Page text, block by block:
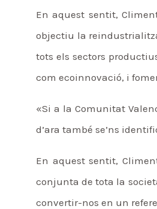
En aquest sentit,
objectiu la
tots els sectors
com ecoinnovació, i
«Si a la Comunitat
d’ara també se’ns
En aquest sentit,
conjunta de tota la
convertir-nos en un